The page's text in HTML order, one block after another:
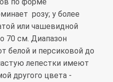
розу; у более
или чашевидной
70 см. Диапазон
белой и персиковой до
лепестки имеют
другого цвета -